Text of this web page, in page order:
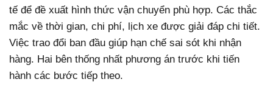
tế để đề xuất hình thức vận chuyển phù hợp. Các thắc
mắc về thời gian, chi phí, lịch xe được giải đáp chi tiết.
Việc trao đổi ban đầu giúp hạn chế sai sót khi nhận
hàng. Hai bên thống nhất phương án trước khi tiến
hành các bước tiếp theo.